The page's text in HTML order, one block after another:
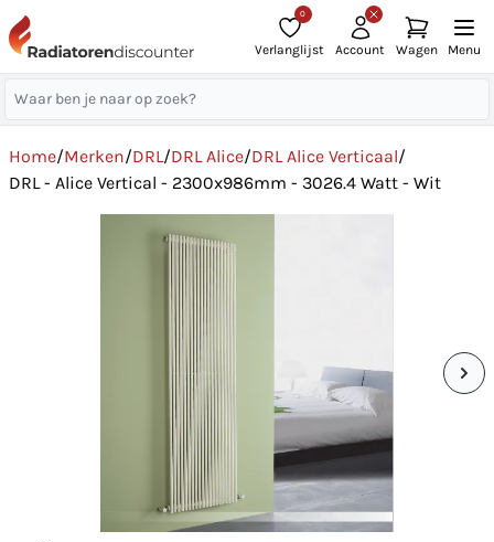
0
Verlanglijst Account Wagen Menu
Home/Merken/DRL/DRL Alice/DRL Alice Verticaal/
DRL - Alice Vertical - 2300x986mm - 3026.4 Watt - Wit